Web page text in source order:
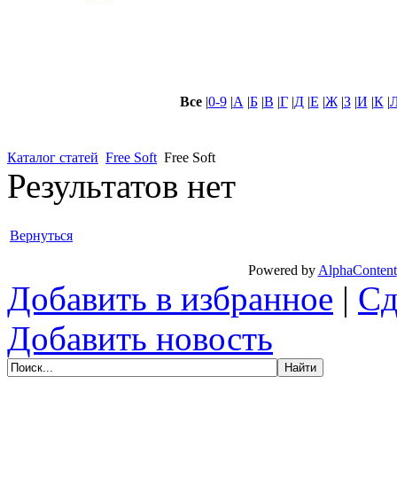
Все|0-9|А |Б|В |Г|Д|Е |Ж|З|И |К|
Каталог статей Free Soft Free Soft
Результатов нет
Вернуться
Powered by AlphaContent
Добавить в избранное |
Добавить новость